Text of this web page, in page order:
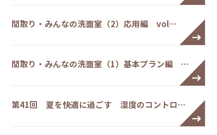
間取り・みんなの洗面室（2）応用編 vol…
間取り・みんなの洗面室（1）基本プラン編 …
第41回 夏を快適に過ごす 湿度のコントロ…